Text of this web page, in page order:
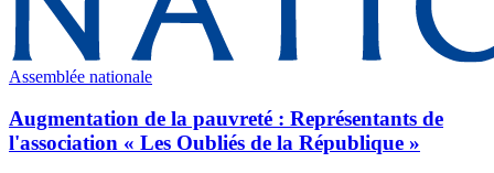
Assemblée nationale
Augmentation de la pauvreté : Représentants de
l'association « Les Oubliés de la République »